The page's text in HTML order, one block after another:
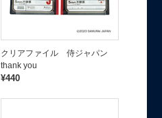
クリアファイル 侍ジャパン
thank you
¥440